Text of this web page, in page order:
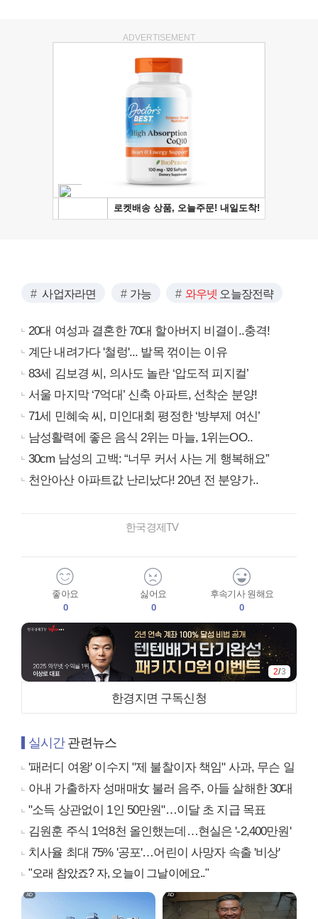
ADVERTISEMENT
사업자라면 가능 와우넷 오늘장전략
20대 여성과 결혼한 70대 할아버지 비결이..충격!
계단 내려가다 '철렁'... 발목 꺾이는 이유
83세 김보경 씨, 의사도 놀란 ‘압도적 피지컬’
서울 마지막 ‘7억대’ 신축 아파트, 선착순 분양!
71세 민혜숙 씨, 미인대회 평정한 ‘방부제 여신’
남성활력에 좋은 음식 2위는 마늘, 1위는OO..
30cm 남성의 고백: “너무 커서 사는 게 행복해요”
천안아산 아파트값 난리났다! 20년 전 분양가..
한국경제TV
좋아요
0
싫어요
0
후속기사 원해요
0
2/3
한경지면 구독신청
실시간관련뉴스
'패러디 여왕' 이수지 "제 불찰이자 책임" 사과, 무슨 일
아내 가출하자 성매매女 불러 음주, 아들 살해한 30대
"소득 상관없이 1인 50만원"…이달 초 지급 목표
김원훈 주식 1억8천 올인했는데…현실은 '-2,400만원'
치사율 최대 75% '공포'…어린이 사망자 속출 '비상'
"오래 참았죠? 자, 오늘이 그날이에요.."